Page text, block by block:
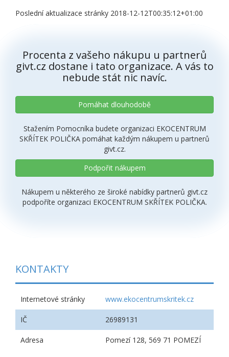
Poslední aktualizace stránky 2018-12-12T00:35:12+01:00
Procenta z vašeho nákupu u partnerů
givt.cz dostane i tato organizace. A vás to
nebude stát nic navíc.
Pomáhat dlouhodobě
Stažením Pomocníka budete organizaci EKOCENTRUM
SKŘÍTEK POLIČKA pomáhat každým nákupem u partnerů
givt.cz.
Podpořit nákupem
Nákupem u některého ze široké nabídky partnerů givt.cz
podpoříte organizaci EKOCENTRUM SKŘÍTEK POLIČKA.
KONTAKTY
Internetové stránky www.ekocentrumskritek.cz
IČ 26989131
Adresa Pomezí 128, 569 71 POMEZÍ